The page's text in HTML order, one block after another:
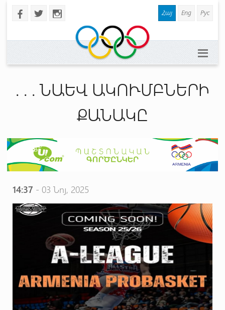
b a x Հայ Eng Рус
. . . ՆԱԵՎ ԱԿՈՒՄԲՆԵՐԻ
ՔԱՆԱԿԸ
14:37 - 03 Նոյ, 2025